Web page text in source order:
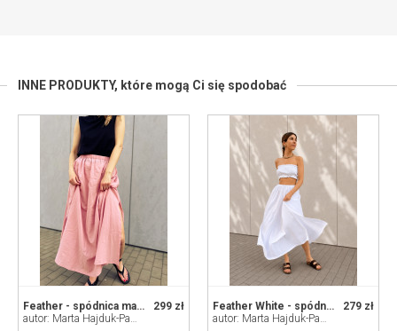
INNE PRODUKTY, które mogą Ci się spodobać
299 zł
Feather - spódnica maxi z 100% bawełny
autor: Marta Hajduk-Pawlica
279 zł
Feather White - spódnica ze 100% bawełny
autor: Marta Hajduk-Pawlica